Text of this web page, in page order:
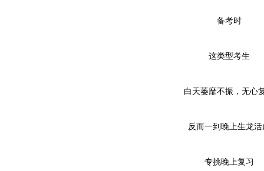
备考时
这类型考生
白天萎靡不振，无心
反而一到晚上生龙活
专挑晚上复习